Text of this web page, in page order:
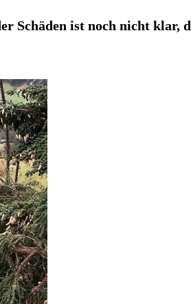
Schäden ist noch nicht klar,